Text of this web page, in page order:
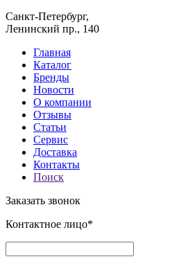
Санкт-Петербург,
Ленинский пр., 140
Главная
Каталог
Бренды
Новости
О компании
Отзывы
Статьи
Сервис
Доставка
Контакты
Поиск
Заказать звонок
Контактное лицо*